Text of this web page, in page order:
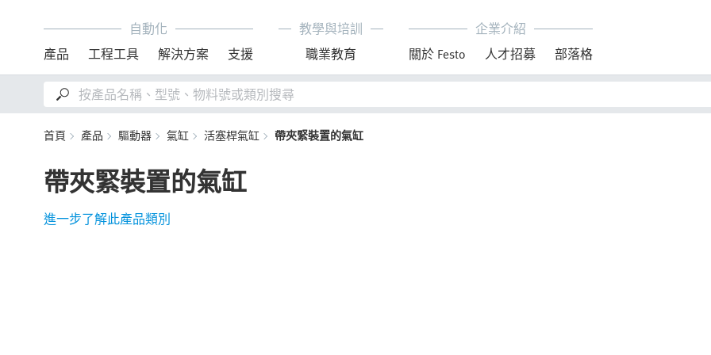
自動化
產品
工程工具 解決方案 支援
教學與培訓
職業教育
企業介紹
關於 Festo
人才招募 部落格
首頁 產品 驅動器 氣缸 活塞桿氣缸 帶夾緊裝置的氣缸
帶夾緊裝置的氣缸
進一步了解此產品類別